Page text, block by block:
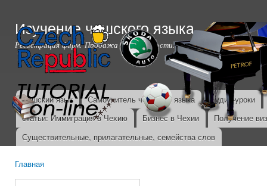
Изучение чешского языка
Регистрация фирм. Продажа недвижимости.
Главное меню
Чешский язык Самоучитель чешского языка
Аудио-уроки
статьи: Иммиграция в Чехию
Бизнес в Чехии
Получение
Существительные, прилагательные, семейства слов
Главная